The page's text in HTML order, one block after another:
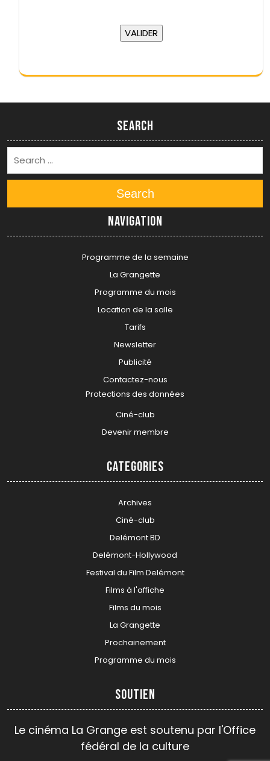
Search
Search
Navigation
Programme de la semaine
La Grangette
Programme du mois
Location de la salle
Tarifs
Newsletter
Publicité
Contactez-nous
Protections des données
Ciné-club
Devenir membre
Categories
Archives
Ciné-club
Delémont BD
Delémont-Hollywood
Festival du Film Delémont
Films à l'affiche
Films du mois
La Grangette
Prochainement
Programme du mois
Soutien
Le cinéma La Grange est soutenu par l'Office
fédéral de la culture